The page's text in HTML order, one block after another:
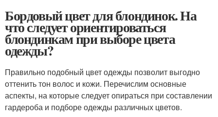
Бордовый цвет для блондинок. На
что следует ориентироваться
блондинкам при выборе цвета
одежды?
Правильно подобный цвет одежды позволит выгодно
оттенить тон волос и кожи. Перечислим основные
аспекты, на которые следует опираться при составлении
гардероба и подборе одежды различных цветов.